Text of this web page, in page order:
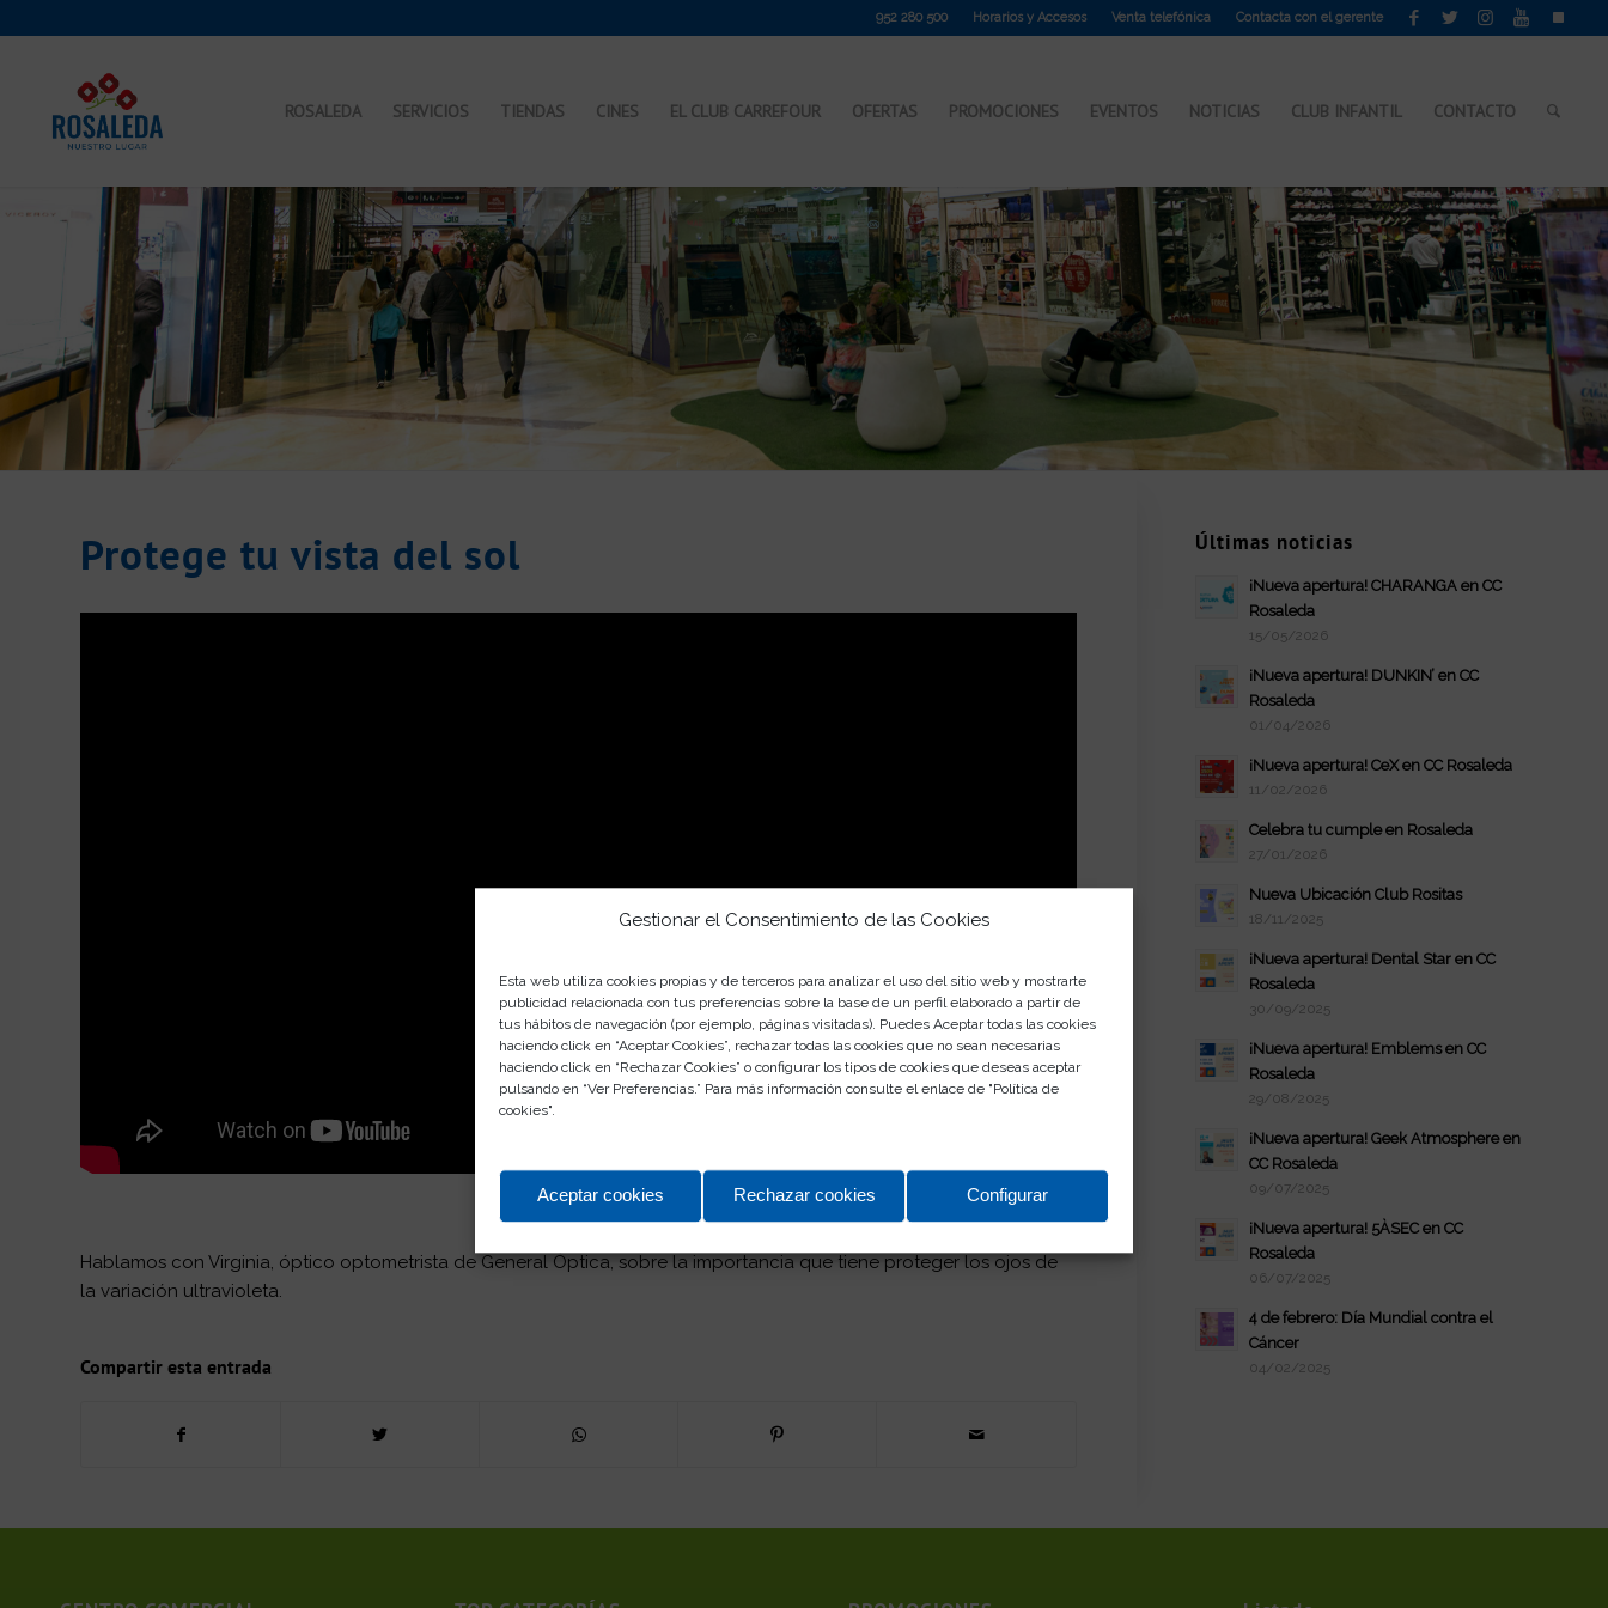
Gestionar el Consentimiento de las Cookies
Esta web utiliza cookies propias y de terceros para analizar el uso del sitio web y mostrarte
publicidad relacionada con tus preferencias sobre la base de un perfil elaborado a partir de
tus hábitos de navegación (por ejemplo, páginas visitadas). Puedes Aceptar todas las cookies
haciendo click en “Aceptar Cookies”, rechazar todas las cookies que no sean necesarias
haciendo click en “Rechazar Cookies” o configurar los tipos de cookies que deseas aceptar
pulsando en “Ver Preferencias.” Para más información consulte el enlace de "Política de
cookies".
Aceptar cookies Rechazar cookies Configurar
952 280 500 Horarios y Accesos Venta telefónica Contacta con el gerente
ROSALEDA SERVICIOS TIENDAS CINES EL CLUB CARREFOUR OFERTAS PROMOCIONES EVENTOS NOTICIAS CLUB INFANTIL CONTACTO
Protege tu vista del sol
Hablamos con Virginia, óptico optometrista de General Óptica, sobre la importancia que tiene proteger los ojos de
la variación ultravioleta.
Compartir esta entrada
Últimas noticias
¡Nueva apertura! CHARANGA en CC
Rosaleda
15/05/2026
¡Nueva apertura! DUNKIN’ en CC
Rosaleda
01/04/2026
¡Nueva apertura! CeX en CC Rosaleda
11/02/2026
Celebra tu cumple en Rosaleda
27/01/2026
Nueva Ubicación Club Rositas
18/11/2025
¡Nueva apertura! Dental Star en CC
Rosaleda
30/09/2025
¡Nueva apertura! Emblems en CC
Rosaleda
29/08/2025
¡Nueva apertura! Geek Atmosphere en
CC Rosaleda
09/07/2025
¡Nueva apertura! 5ÀSEC en CC
Rosaleda
06/07/2025
4 de febrero: Día Mundial contra el
Cáncer
04/02/2025